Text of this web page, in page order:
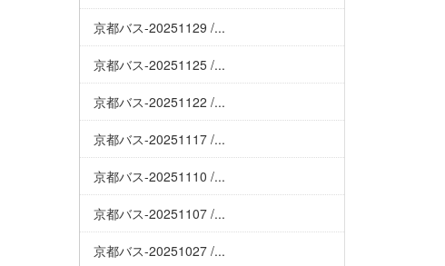
京都バス-20251129 /...
京都バス-20251125 /...
京都バス-20251122 /...
京都バス-20251117 /...
京都バス-20251110 /...
京都バス-20251107 /...
京都バス-20251027 /...